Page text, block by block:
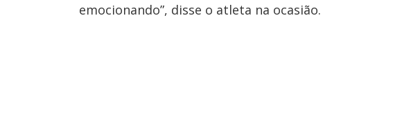
emocionando”, disse o atleta na ocasião.